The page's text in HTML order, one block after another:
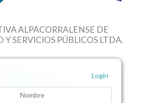
ALPACORRALENSE DE
Y SERVICIOS PÚBLICOS LTDA.
Login